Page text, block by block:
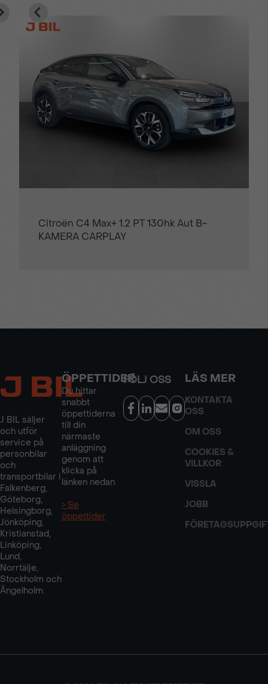
Citroën C4 Max+ 1.2 PT 130hk Aut B-
KAMERA CARPLAY
J BIL säljer
och utför
service på
personbilar
och
transportbilar i
Falkenberg,
Göteborg,
Helsingborg,
Jönköping,
Kristianstad,
Linköping,
Lund,
Norrtälje,
Stockholm och
Ängelholm.
ÖPPETTIDER
Du hittar
snabbt
öppettiderna
till din
närmaste
anläggning
genom att
klicka på
länken nedan.
> Se
öppettider
FÖLJ OSS LÄS MER
KONTAKTA
OSS
OM OSS
COOKIES &
VILLKOR
VISSLA
JOBB